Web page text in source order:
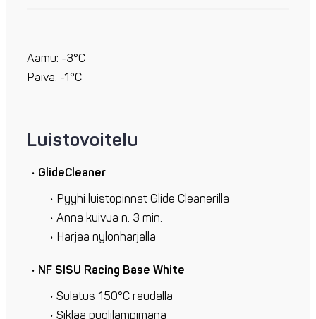
Aamu: -3°C
Päivä: -1°C
Luistovoitelu
GlideCleaner
Pyyhi luistopinnat Glide Cleanerilla
Anna kuivua n. 3 min.
Harjaa nylonharjalla
NF SISU Racing Base White
Sulatus 150°C raudalla
Siklaa puolilämpimänä